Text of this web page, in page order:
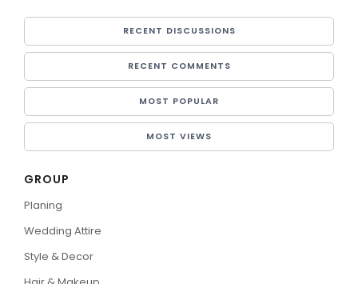
RECENT DISCUSSIONS
RECENT COMMENTS
MOST POPULAR
MOST VIEWS
GROUP
Planing
Wedding Attire
Style & Decor